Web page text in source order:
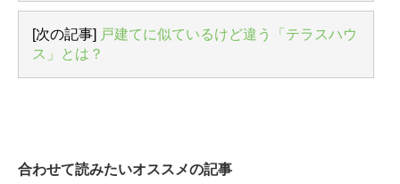
[次の記事] 戸建てに似ているけど違う「テラスハウ
ス」とは？
合わせて読みたいオススメの記事